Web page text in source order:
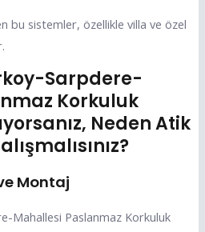
bu sistemler, özellikle villa ve özel
Sarpdere-
Korkuluk
Neden Atik
Montaj
Mahallesi Paslanmaz Korkuluk